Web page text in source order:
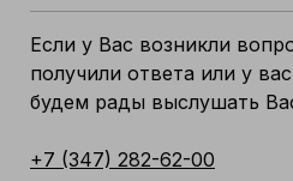
Если у Вас возникли
получили ответа или у
будем рады выслушать
+7 (347) 282-62-00